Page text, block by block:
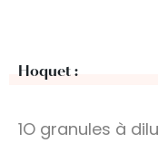
Hoquet :
1O granules à